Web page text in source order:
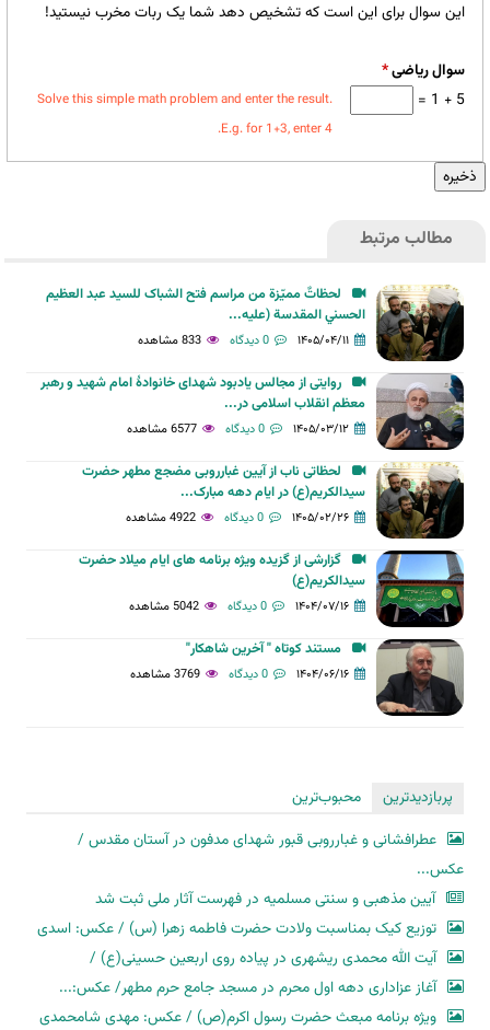
این سوال برای این است که تشخیص دهد شما یک ربات مخرب نیستید!
سوال ریاضی*
5 + 1 =
Solve this simple math problem and enter the result.
E.g. for 1+3, enter 4.
مطالب مرتبط
لحظاتٌ مميّزة من مراسم فتح الشباک للسيد عبد العظيم
الحسني المقدسة (عليه...
۱۴۰۵/۰۴/۱۱ 0 دیدگاه 833 مشاهده
روایتی از مجالس یادبود شهدای خانوادهٔ امام شهید و رهبر
معظم انقلاب اسلامی در...
۱۴۰۵/۰۳/۱۲ 0 دیدگاه 6577 مشاهده
لحظاتی ناب از آیین غبارروبی مضجع مطهر حضرت
سیدالکریم(ع) در ایام دهه مبارک...
۱۴۰۵/۰۲/۲۶ 0 دیدگاه 4922 مشاهده
گزارشی از گزیده ویژه برنامه های ایام میلاد حضرت
سیدالکریم(ع)
۱۴۰۴/۰۷/۱۶ 0 دیدگاه 5042 مشاهده
مستند کوتاه " آخرین شاهکار"
۱۴۰۴/۰۶/۱۶ 0 دیدگاه 3769 مشاهده
پربازدیدترین
محبوب‌ترین
عطرافشانی و غبارروبی قبور شهدای مدفون در آستان مقدس /
عکس...
آیین مذهبی و سنتی مسلمیه در فهرست آثار ملی ثبت شد
توزیع کیک بمناسبت ولادت حضرت فاطمه زهرا (س) / عکس: اسدی
آیت الله محمدی ریشهری در پیاده روی اربعین حسینی(ع) /
آغاز عزاداری دهه اول محرم در مسجد جامع حرم مطهر/ عکس:...
ویژه برنامه مبعث حضرت رسول اکرم(ص) / عکس: مهدی شامحمدی